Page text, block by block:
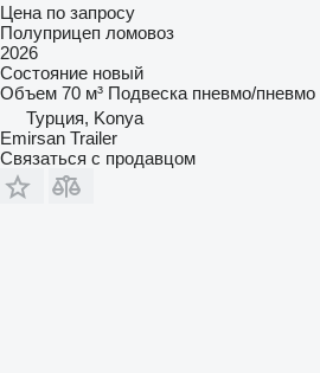
Цена по запросу
Полуприцеп ломовоз
2026
Состояние новый
Объем 70 м³ Подвеска пневмо/пневмо
Турция, Konya
Emirsan Trailer
Связаться с продавцом